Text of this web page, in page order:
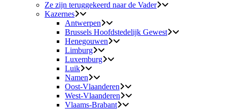
Ze zijn teruggekeerd naar de Vader
Kazernes
Antwerpen
Brussels Hoofdstedelijk Gewest
Henegouwen
Limburg
Luxemburg
Luik
Namen
Oost-Vlaanderen
West-Vlaanderen
Vlaams-Brabant